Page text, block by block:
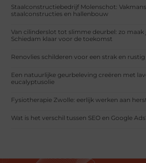
Staalconstructiebedrijf Molenschot:
staalconstructies en hallenbouw
Van cilinderslot tot slimme deurbel: zo
Schiedam klaar voor de toekomst
Renovlies schilderen voor een strak en
Een natuurlijke geurbeleving creëren met
eucalyptusolie
Fysiotherapie Zwolle: eerlijk werken aan
Wat is het verschil tussen SEO en Google